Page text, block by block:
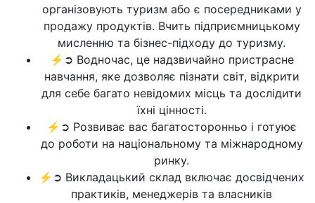
організовують туризм або є посередниками у
продажу продуктів. Вчить підприємницькому
мисленню та бізнес-підходу до туризму.
⚡➲ Водночас, це надзвичайно пристрасне
навчання, яке дозволяє пізнати світ, відкрити
для себе багато невідомих місць та дослідити
їхні цінності.
⚡➲ Розвиває вас багатосторонньо і готуює
до роботи на національному та міжнародному
ринку.
⚡➲ Викладацький склад включає досвідчених
практиків, менеджерів та власників